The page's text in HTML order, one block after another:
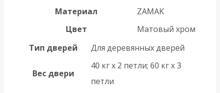
Материал
ZAMAK
Цвет
Матовый хром
Тип дверей
Для деревянных дверей
Вес двери
40 кг х 2 петли; 60 кг х 3
петли